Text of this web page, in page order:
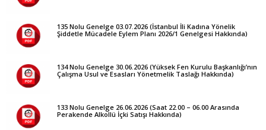
135 Nolu Genelge 03.07.2026 (İstanbul İli Kadına Yönelik
Şiddetle Mücadele Eylem Planı 2026/1 Genelgesi Hakkında)
134 Nolu Genelge 30.06.2026 (Yüksek Fen Kurulu Başkanlığı’nın
Çalışma Usul ve Esasları Yönetmelik Taslağı Hakkında)
133 Nolu Genelge 26.06.2026 (Saat 22.00 – 06.00 Arasında
Perakende Alkollü İçki Satışı Hakkında)